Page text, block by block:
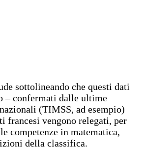
sottolineando che questi dati
– confermati dalle ultime
(TIMSS, ad esempio)
francesi vengono relegati, per
competenze in matematica,
della classifica.